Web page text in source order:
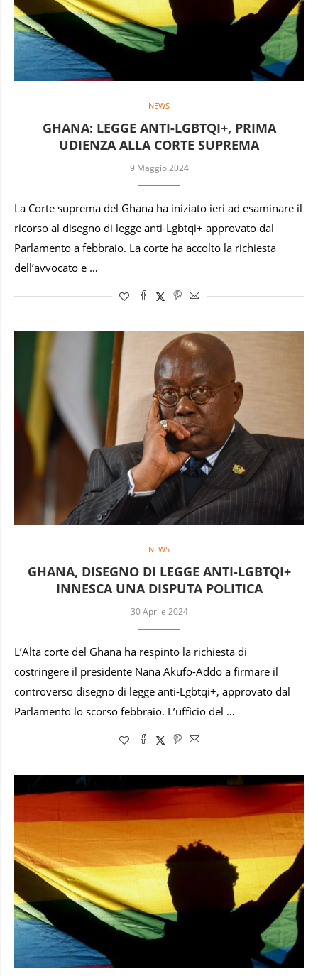
NEWS
GHANA: LEGGE ANTI-LGBTQI+, PRIMA
UDIENZA ALLA CORTE SUPREMA
9 Maggio 2024
La Corte suprema del Ghana ha iniziato ieri ad esaminare il
ricorso al disegno di legge anti-Lgbtqi+ approvato dal
Parlamento a febbraio. La corte ha accolto la richiesta
dell’avvocato e …
NEWS
GHANA, DISEGNO DI LEGGE ANTI-LGBTQI+
INNESCA UNA DISPUTA POLITICA
30 Aprile 2024
L’Alta corte del Ghana ha respinto la richiesta di
costringere il presidente Nana Akufo-Addo a firmare il
controverso disegno di legge anti-Lgbtqi+, approvato dal
Parlamento lo scorso febbraio. L’ufficio del …